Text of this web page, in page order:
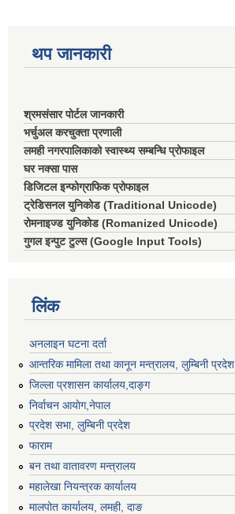
थप जानकारी
श्रमसंसार पोर्टल जानकारी
भर्चुअल करचुक्ता प्रणाली
लमही नगरपालिकाको स्वास्थ्य सम्बन्धि प्रोफाइल
घर नक्सा पास
डिजिटल इन्फोग्राफिक प्रोफाइल
ट्रेडिसनल युनिकोड (Traditional Unicode)
रोमनाइज्ड युनिकोड (Romanized Unicode)
गुगल इन्पुट टुल्स (Google Input Tools)
लिंक
अनलाइन घटना दर्ता
आन्तरिक मामिला तथा कानून मन्त्रालय, लुम्बिनी प्रदेश
जिल्ला प्रशासन कार्यालय,दाङ्ग
निर्वाचन आयाेग,नेपाल
प्रदेश सभा, लुम्बिनी प्रदेश
फाराम
बन तथा वातावरण मन्त्रालय
महालेखा नियन्त्रक कार्यालय
मालपोत कार्यालय, लमही, दाङ